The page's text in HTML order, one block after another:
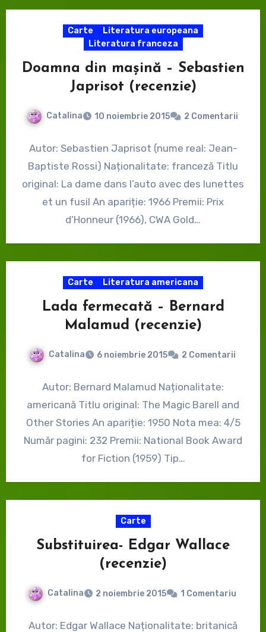
Carte
Literatura europeana
Literatura franceza
Doamna din mașină – Sebastien
Japrisot (recenzie)
Catalina 10 noiembrie 2015 2 Comentarii
Autor: Sebastien Japrisot (nume real: Jean-
Baptiste Rossi) Naționalitate: franceză Titlu
original: La dame dans l’auto avec des lunettes
et un fusil An apariție: 1966 Premii: Prix
d’Honneur (1966), CWA Gold…
Carte Literatura americana
Lada fermecată – Bernard
Malamud (recenzie)
Catalina 6 noiembrie 2015 2 Comentarii
Autor: Bernard Malamud Naționalitate:
americană Titlu original: The Magic Barell and
Other Stories An apariție: 1950 Nota mea: 4/5
Număr pagini: 232 Premii: National Book Award
for Fiction (1959) Tip…
Carte
Substituirea- Edgar Wallace
(recenzie)
Catalina 2 noiembrie 2015 1 Comentariu
Autor: Edgar Wallace Naționalitate: britanică